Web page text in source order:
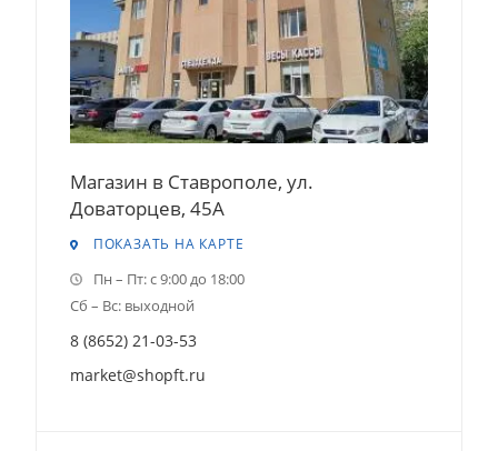
Магазин в Ставрополе, ул.
Доваторцев, 45А
ПОКАЗАТЬ НА КАРТЕ
Пн – Пт: с 9:00 до 18:00
Сб – Вс: выходной
8 (8652) 21-03-53
market@shopft.ru